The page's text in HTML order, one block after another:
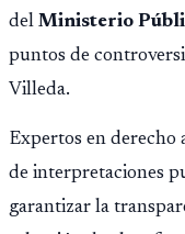
del Ministerio
puntos de
Villeda.
Expertos en derecho
de interpretaciones
garantizar la